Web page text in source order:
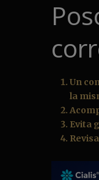
Un
la
Evita